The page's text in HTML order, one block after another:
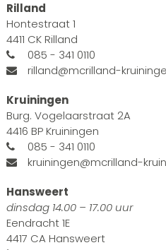
Rilland
Hontestraat 1
4411 CK Rilland
085 - 341 0110
rilland@mcrilland-
Kruiningen
Burg. Vogelaarstraat 2A
4416 BP Kruiningen
085 - 341 0110
kruiningen@mcrilland-
Hansweert
dinsdag 14.00 – 17.00 uur
Eendracht 1E
4417 CA Hansweert